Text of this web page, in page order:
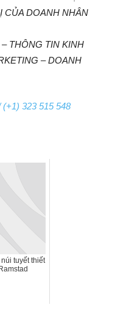
CỦA DOANH NHÂN
THÔNG TIN KINH
– DOANH
(+1) 323 515 548
tuyết thiết